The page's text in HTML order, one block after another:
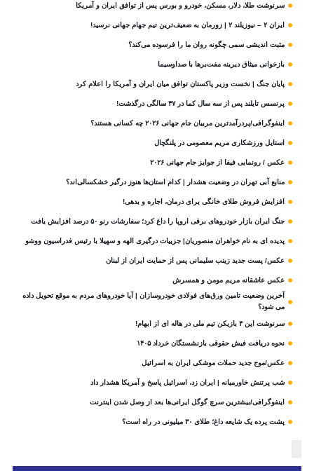
سرنوشت طلا، دلار، مسکن، خودرو و بورس پس از توافق ایران و آمریکا
ایران ۲ – نیوزیلند ۲ | زورمان به ضعیف‌ترین تیم جهام جهانی نرسید!
مثبت‌ اندیشی سمی چگونه روان ما را فرسوده می‌کند؟
بازخوانی میثاق دیرینه مفت‌برها با صداوسیما
پایان جنگ | نخست وزیر پاکستان توافق میان ایران و آمریکا را اعلام کرد
پرنسس تایلند پس از سه سال کما در ۴۷ سالگی درگذشت!
اینفوگرافی/پردرآمدترین مربیان جام جهانی ۲۰۲۶ چه کسانی هستند؟
استایل ورزشکاری مریم معصومی در پلنگچال
عکس / رونمایی فیفا از جوایز جام جهانی ۲۰۲۶
منابع آبی تهران در وضعیت هشدار | کدام استان‌ها هنوز درگیر خشکسالی‌اند؟
افزایش فروش طلای خانگی برای درمان، اجاره و بدهی!
جنگ ایران بازار خودروهای برقی اروپا را داغ کرد؛ سفارشات رنو ۵۰ درصد افزایش یافت
پدیده ای به نام خواهران منصوریان| جزییات درگیری الهه و سهیلا با رئیس فدراسیون ووشو
عکس/ پست جدید زینب سلیمانی پس از حمایت ایران از لبنان
عکس عاشقانه مریم مومن و همسرش
آخرین وضعیت تامین ورق‌های فولادی خودروسازان | آیا خودروهای مردم به موقع تحویل داده
می شود؟
سرنوشت این ۴ بازیکن تیم ملی در هاله ای از ابهام!
نحوه دریافت فیش حقوقی بازنشستگان خرداد ۱۴۰۵
عکس/موج جدید حملات موشکی ایران به اسرائیل
شب پرتنش خاورمیانه | ایران زد، اسرائیل پاسخ و آمریکا هشدار داد
اینفوگرافی/بیشترین سرچ گوگل ایرانی‌ها بعد از وصل شدن اینترنت
پشت پرده یک شایعه داغ؛ طلای ۳۰ میلیونی در راه است؟